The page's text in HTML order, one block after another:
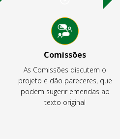
Comissões
As Comissões discutem o
projeto e dão pareceres, que
podem sugerir emendas ao
texto original